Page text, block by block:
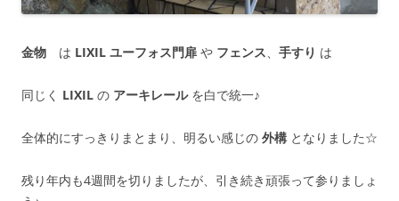
金物 は LIXIL ユーフォス門扉 や フェンス 手すり は
同じく LIXIL の アーキレールを白で統一♪
全体的にすっきりまとまり、明るい感じの 外構 となりました☆
残り年内も4週間を切りましたが、引き続き頑張って参りましょ